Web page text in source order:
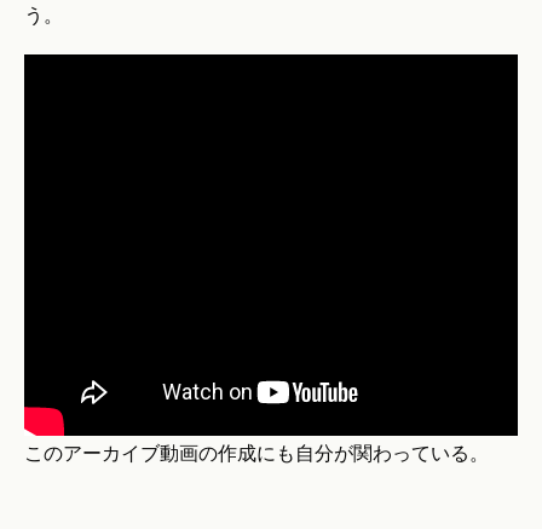
う。
このアーカイブ動画の作成にも自分が関わっている。